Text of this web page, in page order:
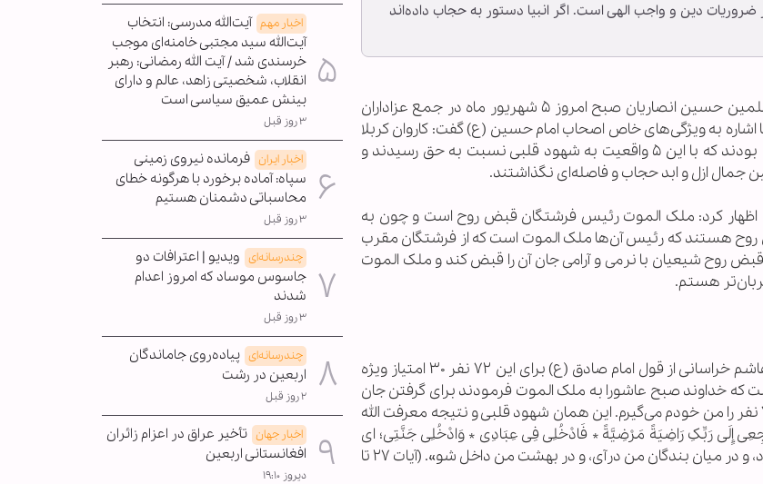
دین و واجب الهی است. اگر انبیا دستور به حجاب داده‌اند
به گزارش خبرگزاری اهل بیت(ع) - ابنا - حجت الاسلام والمسلمین حسین انصاریان صبح امروز ۵ شهریور ماه در جمع عزاداران
به ویژگی‌های خاص اصحاب امام حسین (ع) گفت: کاروان کربلا
آراسته به ۵ ویژگی معرفت، عبادت، هجرت، سرعت و سبقت بودند که با این ۵ واقعیت به شهود قلبی نسبت به حق رسیدند و
اظهار کرد: ملک الموت رئیس فرشتگان قبض روح است و چون به
روح هستند که رئیس آن‌ها ملک الموت است که از فرشتگان مقرب
روح شیعیان با نرمی و آرامی جان آن را قبض کند و ملک الموت
هستم.
این استاد حوزوی گفت: در کتاب عالم بزرگ مرحوم حاج ملأ هاشم خراسانی از قول امام صادق (ع) برای این ۷۲ نفر ۳۰ امتیاز ویژه
که خداوند صبح عاشورا به ملک الموت فرمودند برای گرفتن جان
این ۷۲ نفر به زمین نرود! بعد خداوند می‌فرماید جان این ۷۲ نفر را من خودم می‌گیرم. این همان شهود قلبی و نتیجه معرفت الله
إِلَی رَبِّکِ رَاضِیَةً مَرْضِیَّةً * فَادْخُلِی فِی عِبَادِی * وَادْخُلِی جَنَّتِی؛ ای
نفس مطمئنه، خشنود و خداپسند به سوی پروردگارت بازگرد، و در میان بندگان من درآی، و در بهشت من داخل شو». (آیات ۲۷ تا
اخبار مهم آیت‌الله مدرسی: انتخاب
آیت‌الله سید مجتبی خامنه‌ای موجب
خرسندی شد / آیت الله رمضانی: رهبر
انقلاب، شخصیتی زاهد، عالم و دارای
بینش عمیق سیاسی است
۳ روز قبل
اخبار ایران فرمانده نیروی زمینی
سپاه: آماده برخورد با هرگونه خطای
محاسباتی دشمنان هستیم
۳ روز قبل
چندرسانه‌ای ویدیو | اعترافات دو
جاسوس موساد که امروز اعدام
شدند
۳ روز قبل
چندرسانه‌ای پیاده‌روی جاماندگان
اربعین در رشت
۲ روز قبل
اخبار جهان تأخیر عراق در اعزام زائران
افغانستانی اربعین
دیروز ۱۹:۱۰